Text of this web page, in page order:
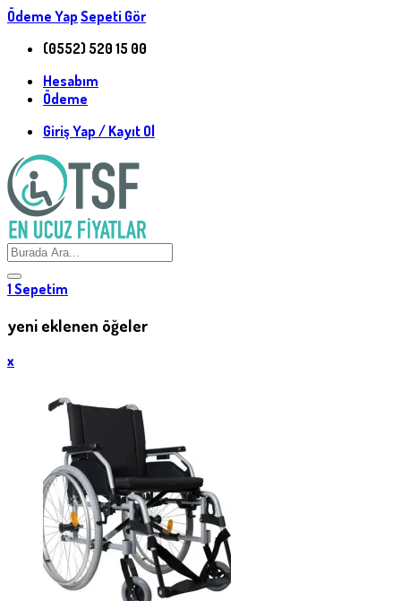
Ödeme Yap Sepeti Gör
(0552) 520 15 00
Hesabım
Ödeme
Giriş Yap / Kayıt Ol
1 Sepetim
yeni eklenen öğeler
x